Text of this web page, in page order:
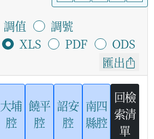
調值
調號
XLS
PDF
ODS
匯出
大埔
腔
饒平
腔
詔安
腔
南四
縣腔
回檢
索清
單